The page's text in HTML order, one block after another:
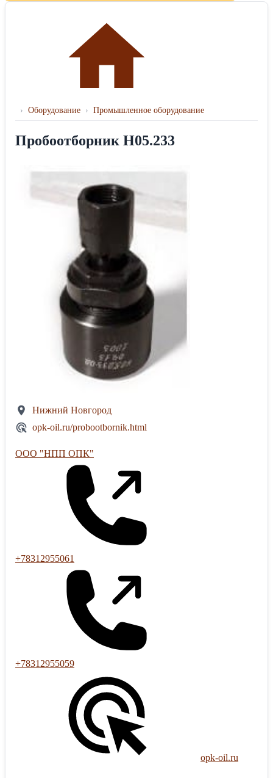
› Оборудование › Промышленное оборудование
Пробоотборник Н05.233
Нижний Новгород
opk-oil.ru/probootbornik.html
ООО "НПП ОПК"
+78312955061
+78312955059
opk-oil.ru